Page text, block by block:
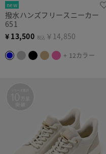
new
撥水ハンズフリースニーカー
651
¥ 13,500 税込 ￥14,850
+ 12カラー